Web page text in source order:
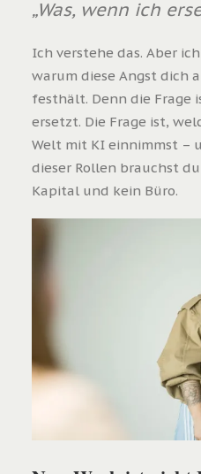
„Was, wenn ich
Ich verstehe das. Aber
warum diese Angst dich
festhält. Denn die Frage
ersetzt. Die Frage ist,
Welt mit KI einnimmst –
dieser Rollen brauchst
Kapital und kein Büro.